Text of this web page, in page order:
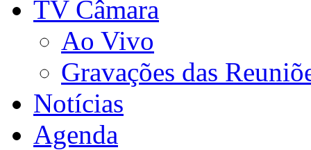
TV Câmara
Ao Vivo
Gravações das
Notícias
Agenda